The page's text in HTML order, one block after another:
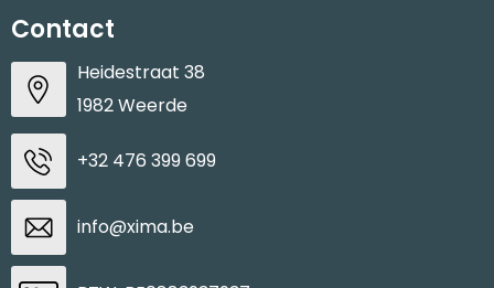
Contact
Heidestraat 38
1982 Weerde
+32 476 399 699
info@xima.be